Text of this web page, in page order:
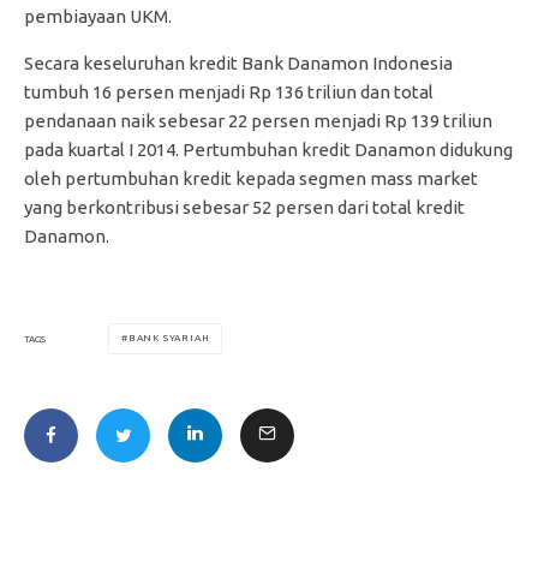
pembiayaan UKM.
Secara keseluruhan kredit Bank Danamon Indonesia
tumbuh 16 persen menjadi Rp 136 triliun dan total
pendanaan naik sebesar 22 persen menjadi Rp 139 triliun
pada kuartal I 2014. Pertumbuhan kredit Danamon didukung
oleh pertumbuhan kredit kepada segmen mass market
yang berkontribusi sebesar 52 persen dari total kredit
Danamon.
TAGS BANK SYARIAH